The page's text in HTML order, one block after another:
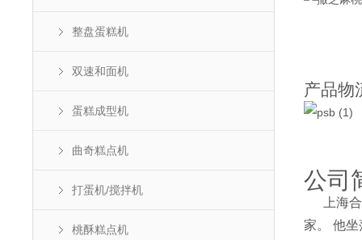
整盘蛋糕机
双速和面机
蛋糕成型机
曲奇糕点机
打蛋机/搅拌机
桃酥糕点机
产品物
公司
上海
家。 他